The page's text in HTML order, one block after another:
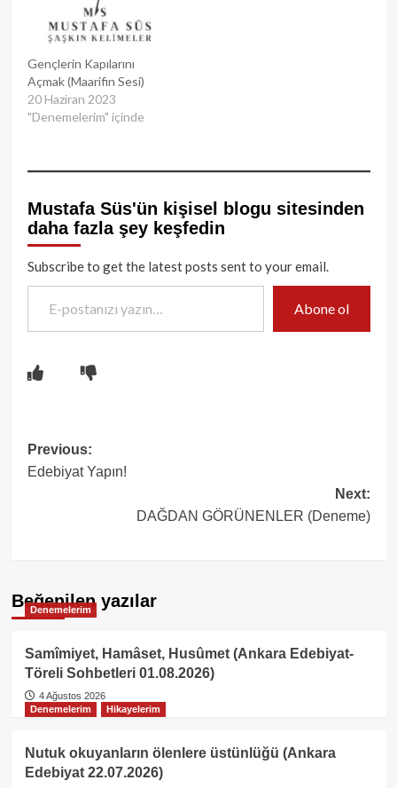
Gençlerin Kapılarını
Açmak (Maarifin Sesi)
20 Haziran 2023
"Denemelerim" içinde
Mustafa Süs'ün kişisel blogu sitesinden
daha fazla şey keşfedin
Subscribe to get the latest posts sent to your email.
E-postanızı yazın…
Abone ol
Post
navigation
Previous:
Edebiyat Yapın!
Next:
DAĞDAN GÖRÜNENLER (Deneme)
Beğenilen yazılar
Denemelerim
Samîmiyet, Hamâset, Husûmet (Ankara Edebiyat-
Töreli Sohbetleri 01.08.2026)
4 Ağustos 2026
Denemelerim
Hikayelerim
Nutuk okuyanların ölenlere üstünlüğü (Ankara
Edebiyat 22.07.2026)